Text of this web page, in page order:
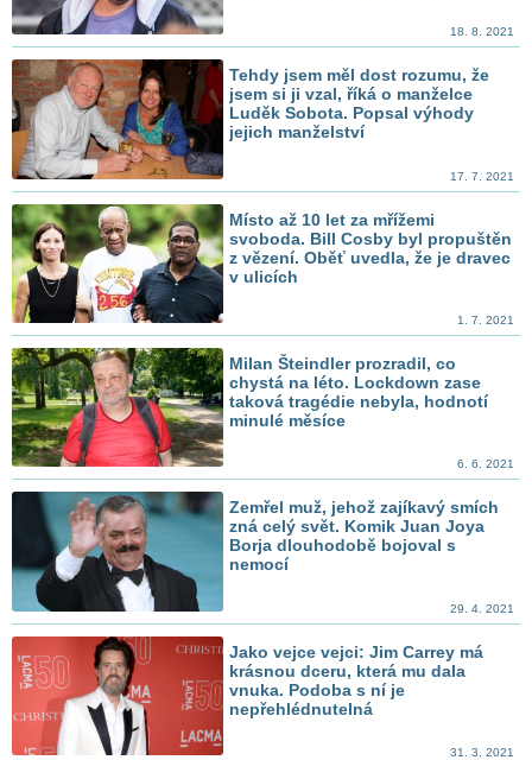
18. 8. 2021
Tehdy jsem měl dost rozumu, že
jsem si ji vzal, říká o manželce
Luděk Sobota. Popsal výhody
jejich manželství
17. 7. 2021
Místo až 10 let za mřížemi
svoboda. Bill Cosby byl propuštěn
z vězení. Oběť uvedla, že je dravec
v ulicích
1. 7. 2021
Milan Šteindler prozradil, co
chystá na léto. Lockdown zase
taková tragédie nebyla, hodnotí
minulé měsíce
6. 6. 2021
Zemřel muž, jehož zajíkavý smích
zná celý svět. Komik Juan Joya
Borja dlouhodobě bojoval s
nemocí
29. 4. 2021
Jako vejce vejci: Jim Carrey má
krásnou dceru, která mu dala
vnuka. Podoba s ní je
nepřehlédnutelná
31. 3. 2021